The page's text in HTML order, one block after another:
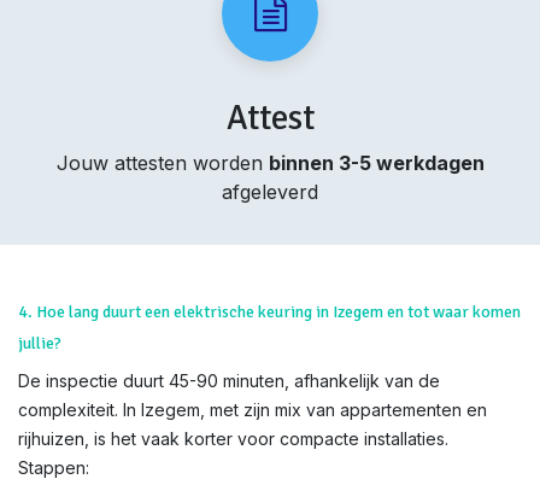
Attest
Jouw attesten worden binnen 3-5 werkdagen
afgeleverd
4. Hoe lang duurt een elektrische keuring in Izegem en tot waar komen
jullie?
De inspectie duurt 45-90 minuten, afhankelijk van de
complexiteit. In Izegem, met zijn mix van appartementen en
rijhuizen, is het vaak korter voor compacte installaties.
Stappen: